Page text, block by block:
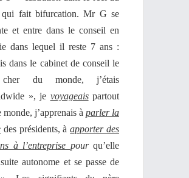
qui fait bifurcation. Mr G se
et entre dans le conseil en
dans lequel il reste 7 ans :
dans le cabinet de conseil le
du monde, j’étais
», je voyageaispartout
monde, j’apprenais à parler la
des présidents, àapporter des
à l’entreprise pourqu’elle
autonome et se passe de